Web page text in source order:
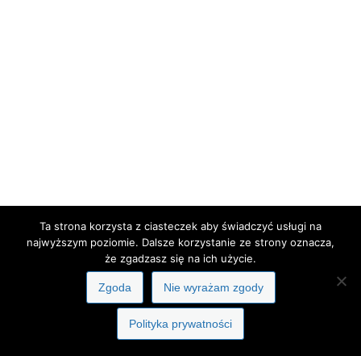
Ta strona korzysta z ciasteczek aby świadczyć usługi na
najwyższym poziomie. Dalsze korzystanie ze strony oznacza,
że zgadzasz się na ich użycie.
Zgoda Nie wyrażam zgody
Polityka prywatności